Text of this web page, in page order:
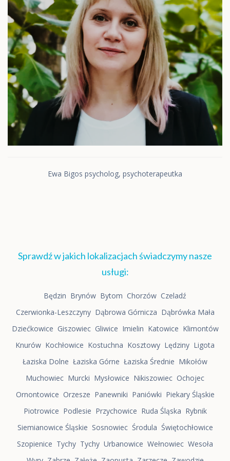
Ewa Bigos psycholog, psychoterapeutka
Sprawdź w jakich lokalizacjach świadczymy nasze
usługi:
Będzin Brynów Bytom Chorzów Czeladź
Czerwionka-Leszczyny Dąbrowa Górnicza Dąbrówka Mała
Dziećkowice Giszowiec Gliwice Imielin Katowice Klimontów
Knurów Kochłowice Kostuchna Kosztowy Lędziny Ligota
Łaziska Dolne Łaziska Górne Łaziska Średnie Mikołów
Muchowiec Murcki Mysłowice Nikiszowiec Ochojec
Ornontowice Orzesze Panewniki Paniówki Piekary Śląskie
Piotrowice Podlesie Przychowice Ruda Śląska Rybnik
Siemianowice Śląskie Sosnowiec Środula Świętochłowice
Szopienice Tychy Tychy Urbanowice Wełnowiec Wesoła